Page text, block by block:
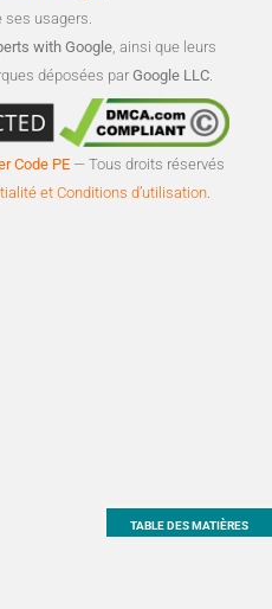
TABLE DES MATIÈRES
usagers.
with Google, ainsi que leurs
déposées par Google LLC
Code PE — Tous droits réservés
et Conditions d’utilisation